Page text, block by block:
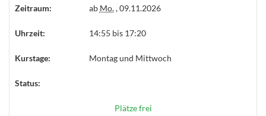
Zeitraum: ab Mo., 09.11.2026
Uhrzeit: 14:55 bis 17:20
Kurstage: Montag und Mittwoch
Status:
Plätze frei